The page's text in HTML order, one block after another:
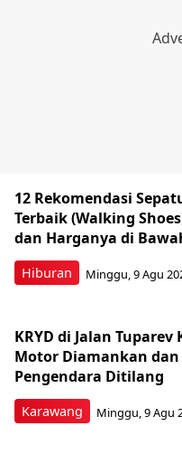
Hiburan
12 Rekomendasi
Terbaik (Walking
dan Harganya di
Minggu, 9 Agu
Karawang
KRYD di Jalan Tuparev
Motor Diamankan dan
Pengendara Ditilang
Minggu, 9 Agu